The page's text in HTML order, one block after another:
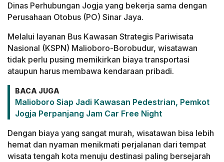
Dinas Perhubungan Jogja yang bekerja sama dengan
Perusahaan Otobus (PO) Sinar Jaya.
Melalui layanan Bus Kawasan Strategis Pariwisata
Nasional (KSPN) Malioboro-Borobudur, wisatawan
tidak perlu pusing memikirkan biaya transportasi
ataupun harus membawa kendaraan pribadi.
BACA JUGA
Malioboro Siap Jadi Kawasan Pedestrian, Pemkot
Jogja Perpanjang Jam Car Free Night
Dengan biaya yang sangat murah, wisatawan bisa lebih
hemat dan nyaman menikmati perjalanan dari tempat
wisata tengah kota menuju destinasi paling bersejarah